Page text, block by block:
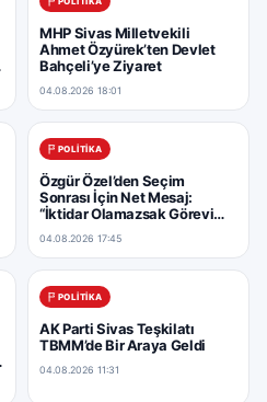
MHP Sivas Milletvekili
Ahmet Özyürek’ten Devlet
Bahçeli’ye Ziyaret
04.08.2026 18:01
POLITIKA
Özgür Özel’den Seçim
Sonrası İçin Net Mesaj:
“İktidar Olamazsak Görevi
04.08.2026 17:45
POLITIKA
AK Parti Sivas Teşkilatı
TBMM’de Bir Araya Geldi
04.08.2026 11:31